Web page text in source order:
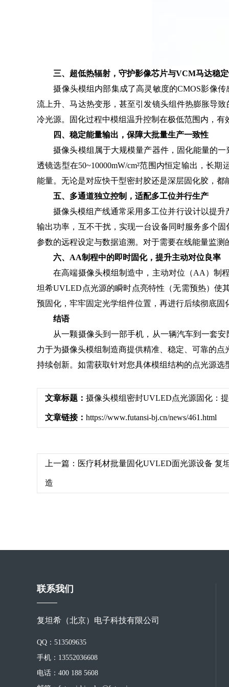
三、超低热辐射，守护影像芯片与VCM马达稳
摄像头模组内部集成了高灵敏度的CMOS影像传
流上升、马达热变形，甚至引发镜头组件热膨胀导
冷光源。固化过程中模组温升控制在极低范围内，
四、稳定能量输出，保障大批量生产一致性
摄像头模组属于大规模量产器件，固化能量的一
透镜选型在50~10000mW/cm²范围内恒定输出，长
能量。无论是对应快干型密封胶还是深层固化胶，
五、多通道独立控制，适配多工位并行生产
摄像头模组产线通常采用多工位并行设计以提升
输出功率，互不干扰，实现一台设备同时服务多个
参数的远程设定与数据追溯。对于需要在线能量监
六、AA制程中的即时固化，提升主动对位良率
在高端摄像头模组制造中，主动对位（AA）制程
坦希UVLED点光源的瞬时点亮特性（无需预热）使
预固化，牢牢固定光学组件位置，再进行后续彻底
结语
从一颗摄像头到一部手机，从一辆汽车到一套安
力于为摄像头模组制造商提供精准、稳定、可靠的
持续创新。如需获取针对您具体模组结构的点光源
文章标题： 摄像头模组密封UVLED点光源固化：
文章链接： https://www.futansi-bj.cn/news/461.html
上一篇： 医疗耗材批量固化UVLED面光源设备 复
造
联系我们
复坦希（北京）电子科技有限公司
QQ：513509635
手机：13552036608
电话：400 188 5608